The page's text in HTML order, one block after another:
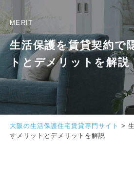
MERIT
生活保護を賃貸契約で
トとデメリットを解説
大阪の生活保護住宅賃貸専門サイト >
すメリットとデメリットを解説